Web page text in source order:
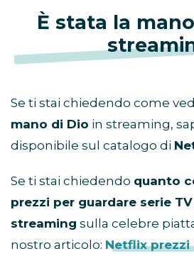
È stata la
Se ti stai chiedendo come
mano di Dio in streaming,
disponibile sul catalogo di
Se ti stai chiedendo quanto
prezzi per guardare serie
streaming sulla celebre
nostro articolo: Netflix